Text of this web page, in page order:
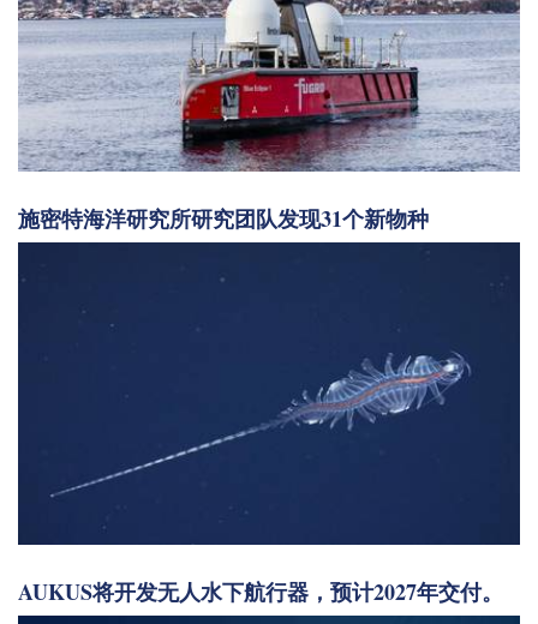
施密特海洋研究所研究团队发现31个新物种
AUKUS将开发无人水下航行器，预计2027年交付。